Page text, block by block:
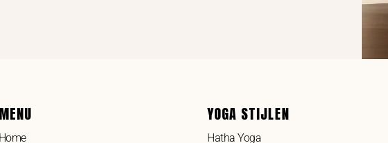
MENU
Home
YOGA STIJLEN
Hatha Yoga